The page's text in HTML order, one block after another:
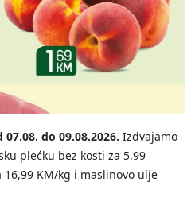
do 09.08.2026. Izdvajamo
plećku bez kosti za 5,99
KM/kg i maslinovo ulje